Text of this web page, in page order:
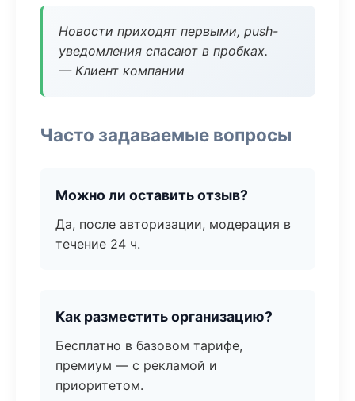
Новости приходят первыми, push-
уведомления спасают в пробках.
— Клиент компании
Часто задаваемые вопросы
Можно ли оставить отзыв?
Да, после авторизации, модерация в
течение 24 ч.
Как разместить организацию?
Бесплатно в базовом тарифе,
премиум — с рекламой и
приоритетом.